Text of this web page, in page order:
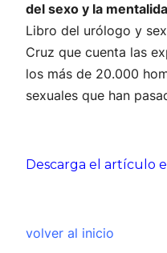
del sexo y la
Libro del urólogo y
Cruz que cuenta las
los más de 20.000
sexuales que han
Descarga el artículo
volver al inicio